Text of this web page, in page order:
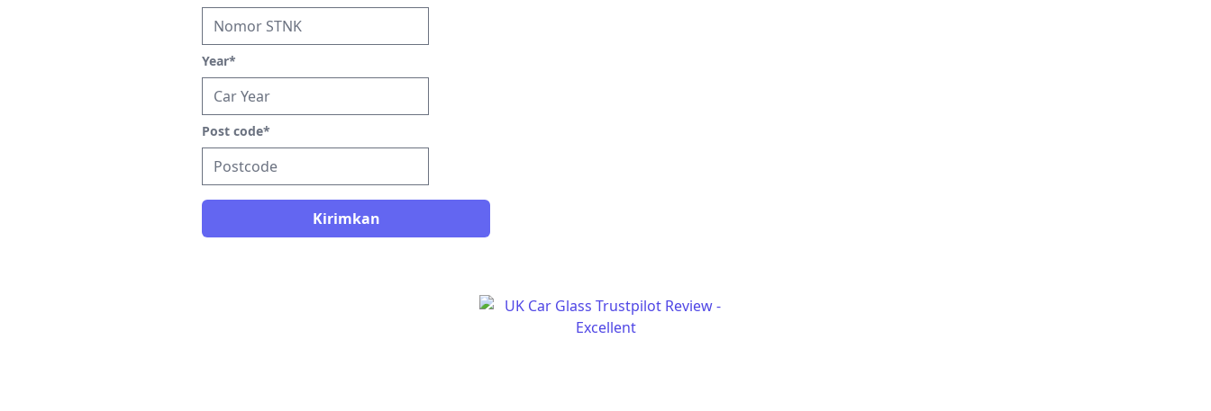
Year*
Post code*
Kirimkan